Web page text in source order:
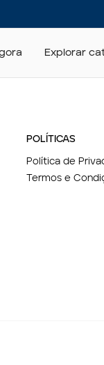
Explorar
POLÍTICAS
Política de
Termos e